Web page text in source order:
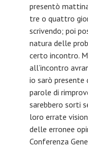
presentò
tre o quattro
scrivendo; poi
natura delle
certo incontro.
all’incontro
io sarò presente
parole di
sarebbero sorti
loro errate
delle erronee
Conferenza